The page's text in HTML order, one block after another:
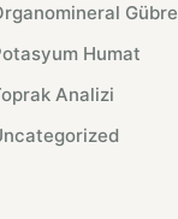
Gübre
Humat
Analizi